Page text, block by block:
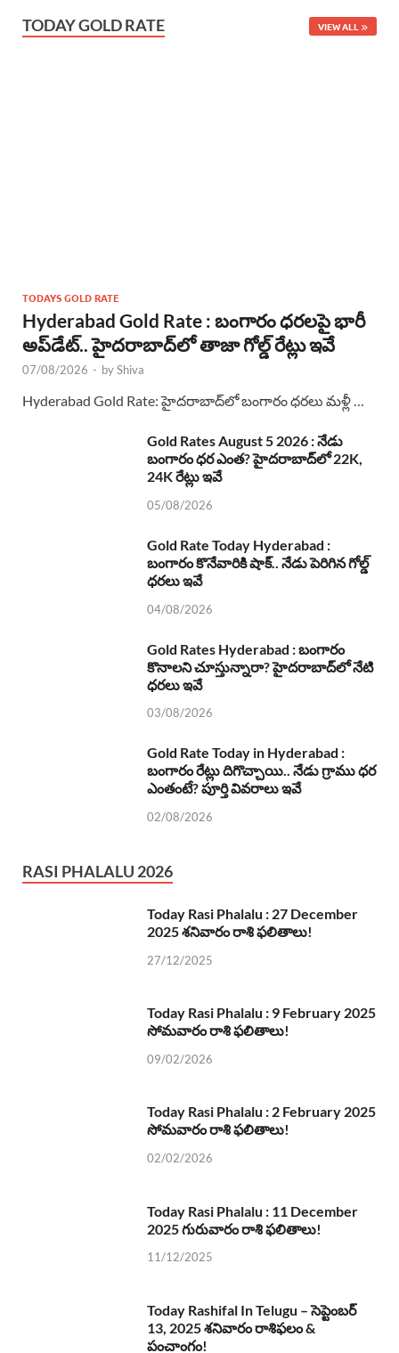
TODAY GOLD RATE VIEW ALL
TODAYS GOLD RATE
Hyderabad Gold Rate : బంగారం ధరలపై భారీ
అప్‌డేట్.. హైదరాబాద్‌లో తాజా గోల్డ్ రేట్లు ఇవే
07/08/2026 - byShiva
Hyderabad Gold Rate: హైదరాబాద్‌లో బంగారం ధరలు మళ్లీ …
Gold Rates August 5 2026 : నేడు
బంగారం ధర ఎంత? హైదరాబాద్‌లో 22K,
24K రేట్లు ఇవే
05/08/2026
Gold Rate Today Hyderabad :
బంగారం కొనేవారికి షాక్.. నేడు పెరిగిన గోల్డ్
ధరలు ఇవే
04/08/2026
Gold Rates Hyderabad : బంగారం
కొనాలని చూస్తున్నారా? హైదరాబాద్‌లో నేటి
ధరలు ఇవే
03/08/2026
Gold Rate Today in Hyderabad :
బంగారం రేట్లు దిగొచ్చాయి.. నేడు గ్రాము ధర
ఎంతంటే? పూర్తి వివరాలు ఇవే
02/08/2026
RASI PHALALU 2026
Today Rasi Phalalu : 27 December
2025 శనివారం రాశి ఫలితాలు!
27/12/2025
Today Rasi Phalalu : 9 February 2025
సోమవారం రాశి ఫలితాలు!
09/02/2026
Today Rasi Phalalu : 2 February 2025
సోమవారం రాశి ఫలితాలు!
02/02/2026
Today Rasi Phalalu : 11 December
2025 గురువారం రాశి ఫలితాలు!
11/12/2025
Today Rashifal In Telugu – సెప్టెంబర్
13, 2025 శనివారం రాశిఫలం &
పంచాంగం!